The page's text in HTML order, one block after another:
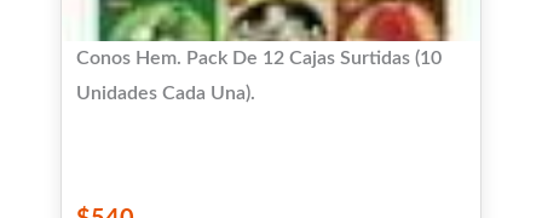
Conos Hem. Pack De 12 Cajas Surtidas (10
Unidades Cada Una).